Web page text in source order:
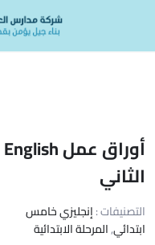
الثاني
التصنيفات :إنجليزي خامس
ابتدائي,المرحلة الابتدائية